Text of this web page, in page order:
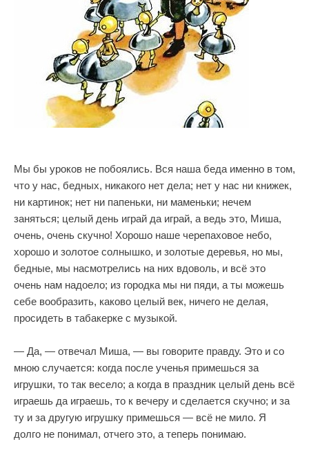
Мы бы уроков не побоялись. Вся наша беда именно в том,
что у нас, бедных, никакого нет дела; нет у нас ни книжек,
ни картинок; нет ни папеньки, ни маменьки; нечем
заняться; целый день играй да играй, а ведь это, Миша,
очень, очень скучно! Хорошо наше черепаховое небо,
хорошо и золотое солнышко, и золотые деревья, но мы,
бедные, мы насмотрелись на них вдоволь, и всё это
очень нам надоело; из городка мы ни пяди, а ты можешь
себе вообразить, каково целый век, ничего не делая,
просидеть в табакерке с музыкой.
— Да, — отвечал Миша, — вы говорите правду. Это и со
мною случается: когда после ученья примешься за
игрушки, то так весело; а когда в праздник целый день всё
играешь да играешь, то к вечеру и сделается скучно; и за
ту и за другую игрушку примешься — всё не мило. Я
долго не понимал, отчего это, а теперь понимаю.